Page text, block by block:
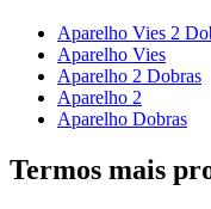
Aparelho Vies 2
Aparelho Vies
Aparelho 2 Dobras
Aparelho 2
Aparelho Dobras
Termos mais